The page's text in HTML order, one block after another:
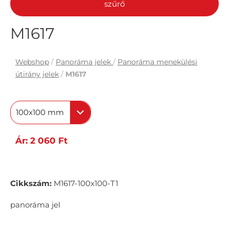
szűrő
M1617
Webshop / Panoráma jelek / Panoráma menekülési
útirány jelek / M1617
100x100 mm
Ár: 2 060 Ft
Cikkszám: M1617-100x100-T1
panoráma jel